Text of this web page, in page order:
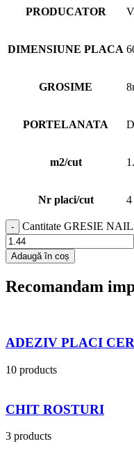
PRODUCATOR
DIMENSIUNE PLACA
GROSIME
PORTELANATA
m2/cut
Nr placi/cut 4
Cantitate GRESIE
Adaugă în coș
Recomandam
ADEZIV PLACI
10 products
CHIT ROSTURI
3 products